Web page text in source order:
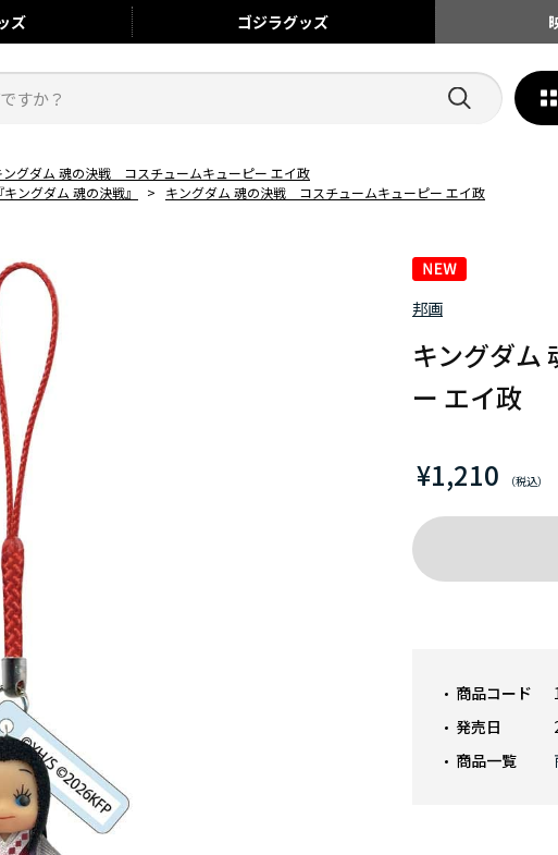
ズ ゴジラグッズ
ングダム 魂の決戦 コスチュームキューピー エイ政
ングダム 魂の決戦』 > キングダム 魂の決戦 コスチュームキューピー エイ政
邦画
キングダム
ー エイ政
¥1,210
商品コード
発売日
商品一覧